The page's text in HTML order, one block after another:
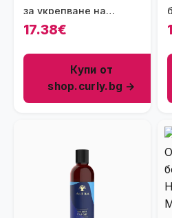
за укрепване на
косата против
& Batana Conditioner,
17.38€
Купи от
shop.curly.bg →